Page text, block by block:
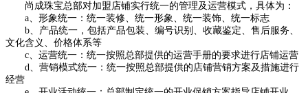
尚成珠宝总部对加盟店铺实行统一的管理及运营模式，具体为：
a、形象统一：统一装修、统一形象、统一装饰、统一标志
b、产品统一，包括产品包装、编号识别、收藏鉴定、售后服务、
文化含义、价格体系等
c、运营统一：统一按照总部提供的运营手册的要求进行店铺运营
d、营销模式统一：统一按照总部提供的店铺营销方案及措施进行
经营